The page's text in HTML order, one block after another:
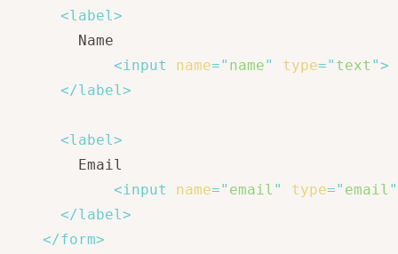
<label >
        Name
<input name=" name" type=" text ">
</label >
<label >
        Email
<input name=" email " type=" email "
</label >
</form>